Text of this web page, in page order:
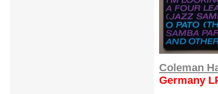
Coleman
Germany